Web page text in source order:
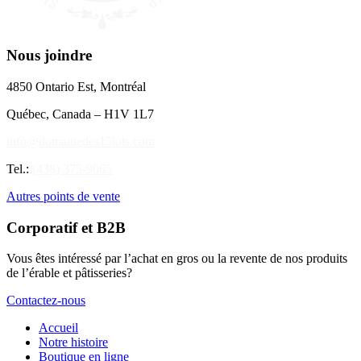
Nous joindre
4850 Ontario Est, Montréal
Québec, Canada – H1V 1L7
Tel.:
Autres points de vente
Corporatif et B2B
Vous êtes intéressé par l’achat en gros ou la revente de nos produits
de l’érable et pâtisseries?
Contactez-nous
Accueil
Notre histoire
Boutique en ligne